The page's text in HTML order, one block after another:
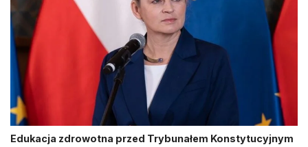
Edukacja zdrowotna przed Trybunałem Konstytucyjnym